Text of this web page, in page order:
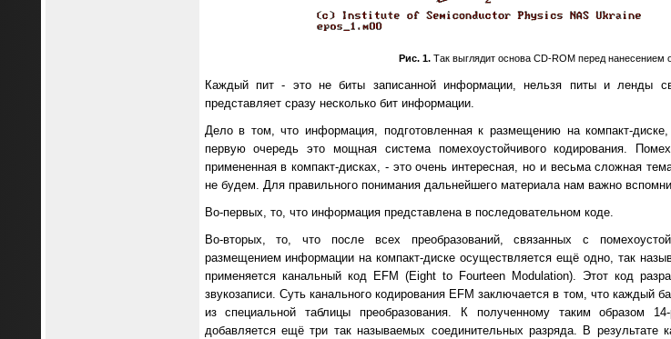
Рис. 1. Так выглядит основа CD-ROM перед нанесением
Каждый пит - это не биты записанной информации, нельзя питы и ленды
представляет сразу несколько бит информации.
Дело в том, что информация, подготовленная к размещению на компакт-
первую очередь это мощная система помехоустойчивого кодирования.
примененная в компакт-дисках, - это очень интересная, но и весьма сложная
не будем. Для правильного понимания дальнейшего материала нам важно
Во-первых, то, что информация представлена в последовательном коде.
Во-вторых, то, что после всех преобразований, связанных с
размещением информации на компакт-диске осуществляется ещё одно, так
применяется канальный код EFM (Eight to Fourteen Modulation). Этот код
звукозаписи. Суть канального кодирования EFM заключается в том, что каждый
из специальной таблицы преобразования. К полученному таким образом
добавляется ещё три так называемых соединительных разряда. В результате